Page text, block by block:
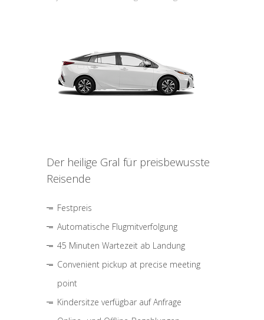
Der heilige Gral für preisbewusste
Reisende
Festpreis
Automatische Flugmitverfolgung
45 Minuten Wartezeit ab Landung
Convenient pickup at precise meeting
point
Kindersitze verfügbar auf Anfrage